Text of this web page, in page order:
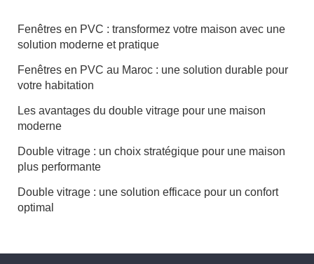
Fenêtres en PVC : transformez votre maison avec une
solution moderne et pratique
Fenêtres en PVC au Maroc : une solution durable pour
votre habitation
Les avantages du double vitrage pour une maison
moderne
Double vitrage : un choix stratégique pour une maison
plus performante
Double vitrage : une solution efficace pour un confort
optimal